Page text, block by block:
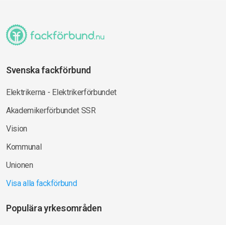
Svenska fackförbund
Elektrikerna - Elektrikerförbundet
Akademikerförbundet SSR
Vision
Kommunal
Unionen
Visa alla fackförbund
Populära yrkesområden